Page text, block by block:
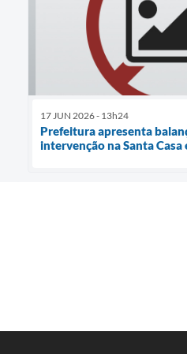
17 JUN 2026 - 13h24
Prefeitura apresenta
intervenção na Santa